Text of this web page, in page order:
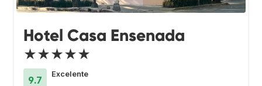
Hotel Casa Ensenada
★★★★★
9.7
Excelente